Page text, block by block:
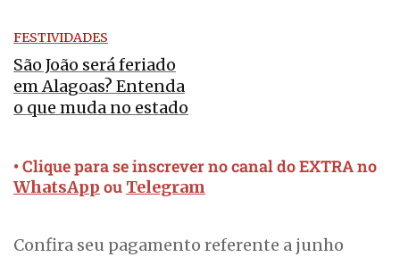
FESTIVIDADES
São João será feriado
em Alagoas? Entenda
o que muda no estado
• Clique para se inscrever no canal do EXTRA no
WhatsApp ou Telegram
Confira seu pagamento referente a junho